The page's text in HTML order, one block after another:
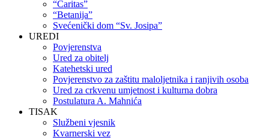
“Caritas”
“Betanija”
Svećenički dom “Sv. Josipa”
UREDI
Povjerenstva
Ured za obitelj
Katehetski ured
Povjerenstvo za zaštitu maloljetnika i ranjivih osoba
Ured za crkvenu umjetnost i kulturna dobra
Postulatura A. Mahnića
TISAK
Službeni vjesnik
Kvarnerski vez